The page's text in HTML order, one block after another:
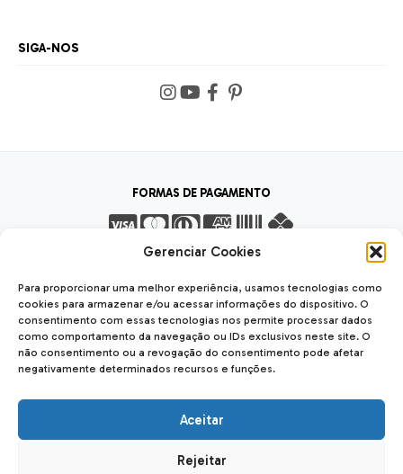
Gerenciar Cookies
Para proporcionar uma melhor experiência, usamos tecnologias como
cookies para armazenar e/ou acessar informações do dispositivo. O
consentimento com essas tecnologias nos permite processar dados
como comportamento da navegação ou IDs exclusivos neste site. O
não consentimento ou a revogação do consentimento pode afetar
negativamente determinados recursos e funções.
Aceitar
Rejeitar
SIGA-NOS
FORMAS DE PAGAMENTO
SEGURANÇA
SSL Seguro Safe
Forseti Usinagem LTDA| CNPJ: 12.040.842/0001-56